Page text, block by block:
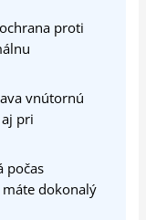
proti
vnútornú
pri
počas
dokonalý